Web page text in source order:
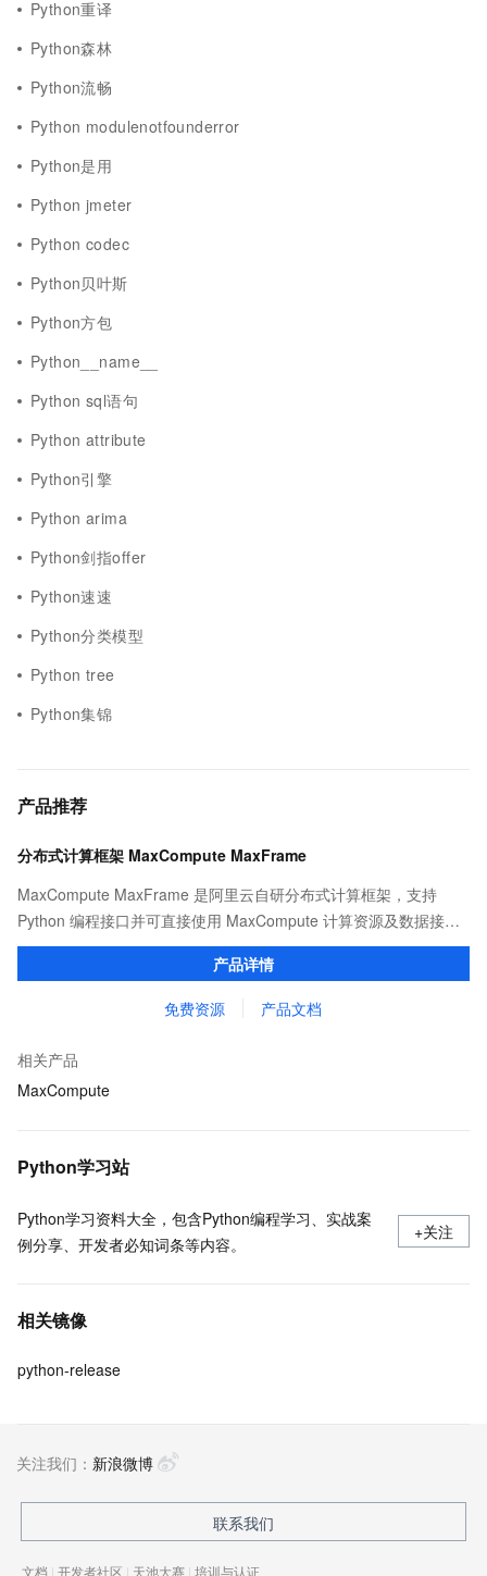
Python重译
Python森林
Python流畅
Python modulenotfounderror
Python是用
Python jmeter
Python codec
Python贝叶斯
Python方包
Python__name__
Python sql语句
Python attribute
Python引擎
Python arima
Python剑指offer
Python速速
Python分类模型
Python tree
Python集锦
产品推荐
分布式计算框架 MaxCompute MaxFrame
MaxCompute MaxFrame 是阿里云自研分布式计算框架，支持
Python 编程接口并可直接使用 MaxCompute 计算资源及数据接
口，与 MaxCompute Notebook、镜像管理等功能共同构成
MaxCompute 完整 Python 开发生态。
产品详情
免费资源 产品文档
相关产品
MaxCompute
Python学习站
Python学习资料大全，包含Python编程学习、实战案
例分享、开发者必知词条等内容。
+关注
相关镜像
python-release
关注我们： 新浪微博
联系我们
文档 | 开发者社区 | 天池大赛 | 培训与认证